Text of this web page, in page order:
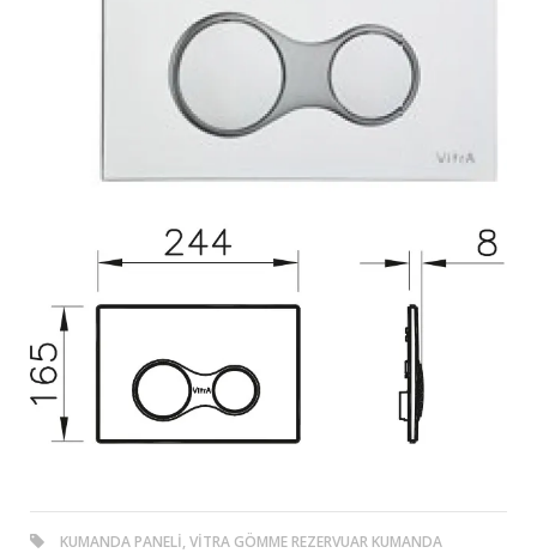
KUMANDA PANELI, VITRA GÖMME REZERVUAR KUMANDA